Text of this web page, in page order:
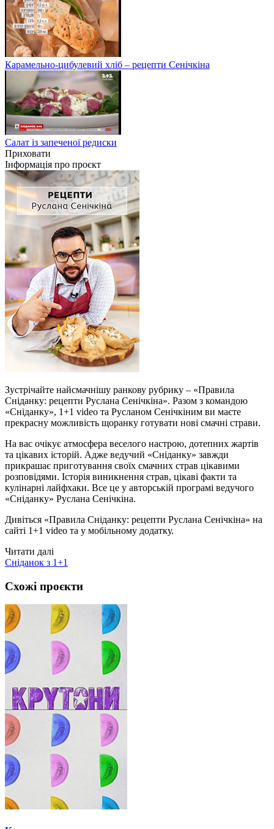
Карамельно-цибулевий хліб – рецепти Сенічкіна
Салат із запеченої редиски
Приховати
Інформація про проєкт
Зустрічайте найсмачнішу ранкову рубрику – «Правила
Сніданку: рецепти Руслана Сенічкіна». Разом з командою
«Сніданку», 1+1 video та Русланом Сенічкіним ви маєте
прекрасну можливість щоранку готувати нові смачні страви.
На вас очікує атмосфера веселого настрою, дотепних жартів
та цікавих історій. Адже ведучий «Сніданку» завжди
прикрашає приготування своїх смачних страв цікавими
розповідями. Історія виникнення страв, цікаві факти та
кулінарні лайфхаки. Все це у авторській програмі ведучого
«Сніданку» Руслана Сенічкіна.
Дивіться «Правила Сніданку: рецепти Руслана Сенічкіна» на
сайті 1+1 video та у мобільному додатку.
Читати далі
Сніданок з 1+1
Схожі проєкти